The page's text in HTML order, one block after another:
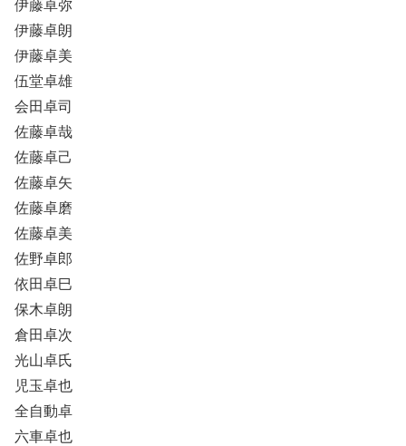
伊藤卓弥
伊藤卓朗
伊藤卓美
伍堂卓雄
会田卓司
佐藤卓哉
佐藤卓己
佐藤卓矢
佐藤卓磨
佐藤卓美
佐野卓郎
依田卓巳
保木卓朗
倉田卓次
光山卓氏
児玉卓也
全自動卓
六車卓也